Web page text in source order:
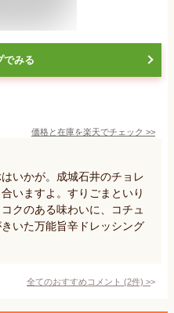
でみる
価格と在庫を楽天でチェック >>
いかが。成城石井のチョレ
いますよ。すりごまといり
クのある味わいに、コチュ
いた万能旨辛ドレッシング
全てのおすすめコメント (2件) >